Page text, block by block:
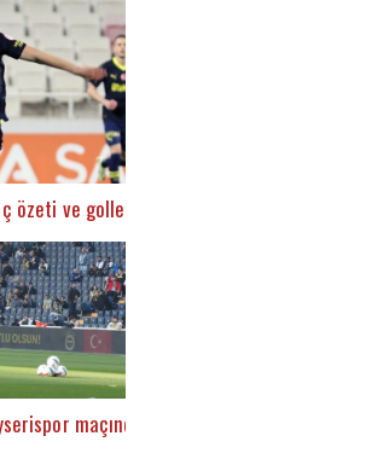
ve golleri (İZLE)
maçında